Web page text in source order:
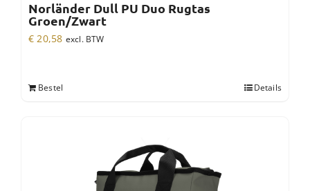
Norländer Dull PU Duo Rugtas
Groen/Zwart
€ 20,58 excl. BTW
Bestel Details